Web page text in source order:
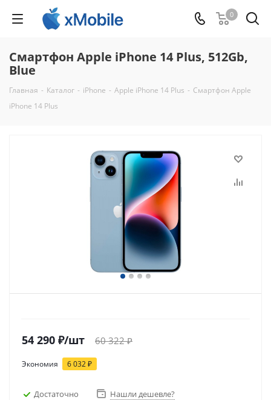
0
Смартфон Apple iPhone 14 Plus, 512Gb,
Blue
Главная - Каталог - iPhone - Apple iPhone 14 Plus - Смартфон Apple
iPhone 14 Plus
54 290 ₽/шт 60 322₽
Экономия 6 032₽
Достаточно
Нашли дешевле?